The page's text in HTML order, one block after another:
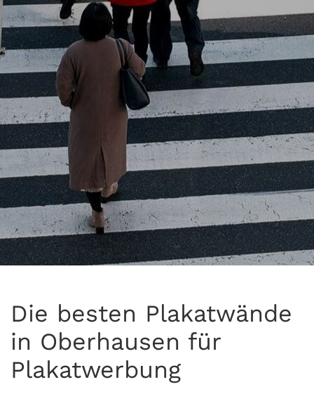
Die besten Plakatwände
in Oberhausen für
Plakatwerbung